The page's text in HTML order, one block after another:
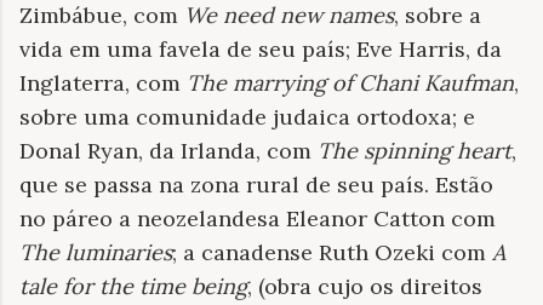
Zimbábue, com We need new names, sobre a
vida em uma favela de seu país; Eve Harris, da
Inglaterra, com The marrying of Chani Kaufman,
sobre uma comunidade judaica ortodoxa; e
Donal Ryan, da Irlanda, com The spinning heart,
que se passa na zona rural de seu país. Estão
no páreo a neozelandesa Eleanor Catton com
The luminaries; a canadense Ruth Ozeki com A
tale for the time being, (obra cujo os direitos